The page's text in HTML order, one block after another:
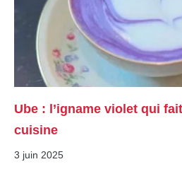
Ube : l’igname violet qui
cuisine
3 juin 2025